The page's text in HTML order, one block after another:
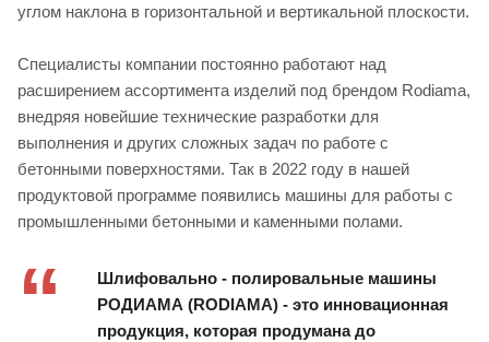
углом наклона в горизонтальной и вертикальной плоскости.
Специалисты компании постоянно работают над
расширением ассортимента изделий под брендом Rodiama,
внедряя новейшие технические разработки для
выполнения и других сложных задач по работе с
бетонными поверхностями. Так в 2022 году в нашей
продуктовой программе появились машины для работы с
промышленными бетонными и каменными полами.
Шлифовально - полировальные машины
РОДИАМА (RODIAMA) - это инновационная
продукция, которая продумана до